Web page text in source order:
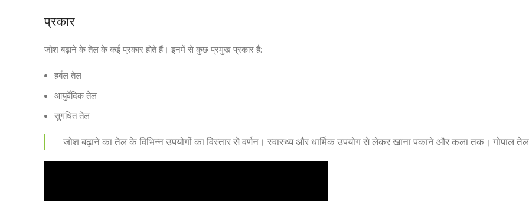
प्रकार
जोश बढ़ाने के तेल के कई प्रकार होते हैं। इनमें से कुछ प्रमुख प्रकार हैं:
हर्बल तेल
आयुर्वेदिक तेल
सुगंधित तेल
जोश बढ़ाने का तेल के विभिन्न उपयोगों का विस्तार से वर्णन। स्वास्थ्य और धार्मिक उपयोग से लेकर खाना पकाने और कला तक। गोपाल